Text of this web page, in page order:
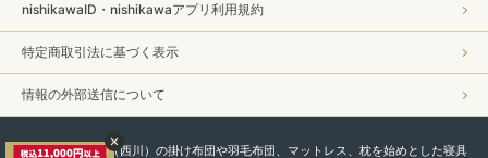
nishikawaID・nishikawaアプリ利用規約
特定商取引法に基づく表示
情報の外部送信について
私たちnishikawa（西川）の掛け布団や羽毛布団、マットレス、枕を始めとした寝具